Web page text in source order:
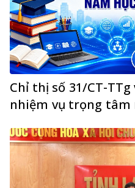
Chỉ thị số 31/CT-
nhiệm vụ trọng tâm